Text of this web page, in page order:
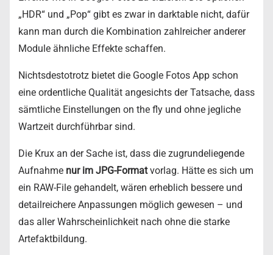
„HDR“ und „Pop“ gibt es zwar in darktable nicht, dafür
kann man durch die Kombination zahlreicher anderer
Module ähnliche Effekte schaffen.
Nichtsdestotrotz bietet die Google Fotos App schon
eine ordentliche Qualität angesichts der Tatsache, dass
sämtliche Einstellungen on the fly und ohne jegliche
Wartzeit durchführbar sind.
Die Krux an der Sache ist, dass die zugrundeliegende
Aufnahme nur im JPG-Formatvorlag. Hätte es sich um
ein RAW-File gehandelt, wären erheblich bessere und
detailreichere Anpassungen möglich gewesen – und
das aller Wahrscheinlichkeit nach ohne die starke
Artefaktbildung.